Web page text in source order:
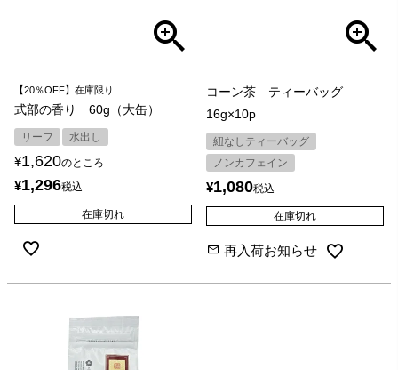
【20％OFF】在庫限り
式部の香り 60g（大缶）
リーフ 水出し
¥1,620のところ
¥1,296税込
在庫切れ
コーン茶 ティーバッグ
16g×10p
紐なしティーバッグ
ノンカフェイン
¥1,080税込
在庫切れ
再入荷お知らせ